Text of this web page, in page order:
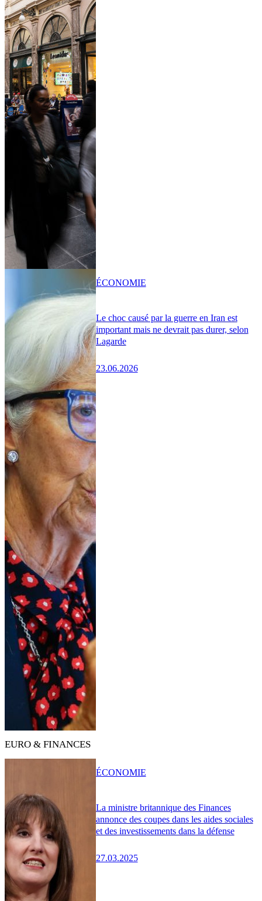
Le choc causé par la guerre en Iran est
important mais ne devrait pas durer, selon
Lagarde
23.06.2026
ÉCONOMIE
EURO & FINANCES
La ministre britannique des Finances
annonce des coupes dans les aides sociales
et des investissements dans la défense
27.03.2025
ÉCONOMIE